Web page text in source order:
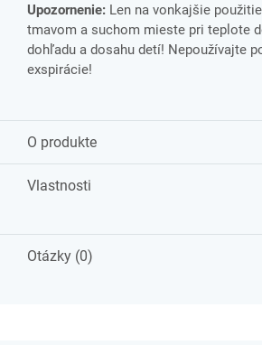
Upozornenie: Len na vonkajšie
tmavom a suchom mieste pri teplote
dohľadu a dosahu detí! Nepoužívajte
exspirácie!
O produkte
Vlastnosti
Otázky (0)